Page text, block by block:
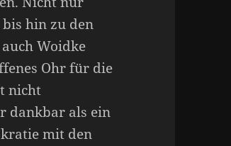
hin zu den
Woidke
Ohr für die
nicht
dankbar als ein
mit den